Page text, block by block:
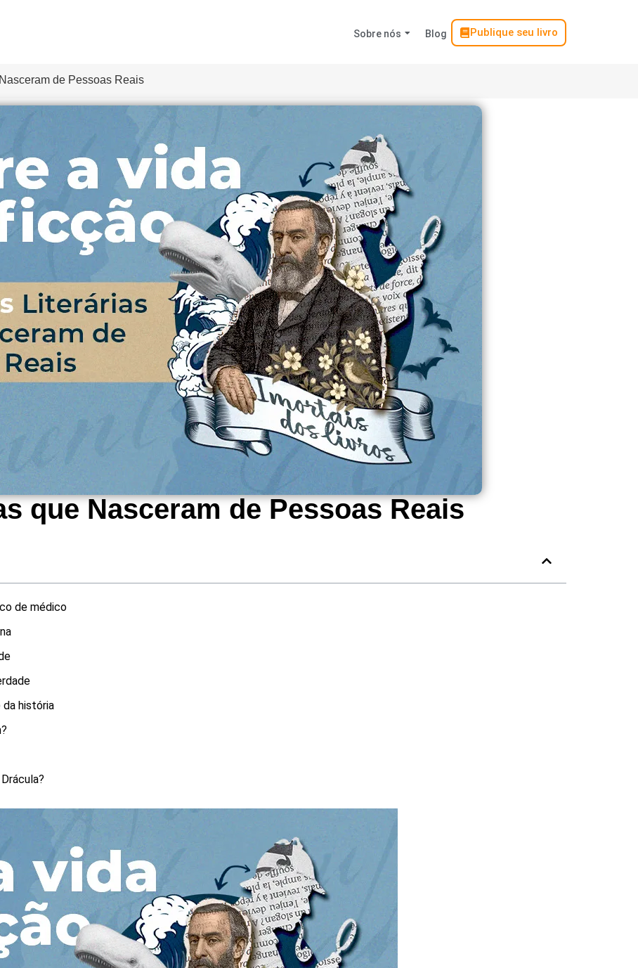
Sobre nós Blog Publique seu livro
de Pessoas Reais
que Nasceram de Pessoas Reais
de médico
da história